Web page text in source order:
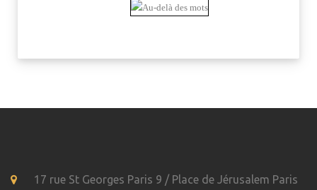
17 rue St Georges Paris 9 / Place de Jérusalem Paris